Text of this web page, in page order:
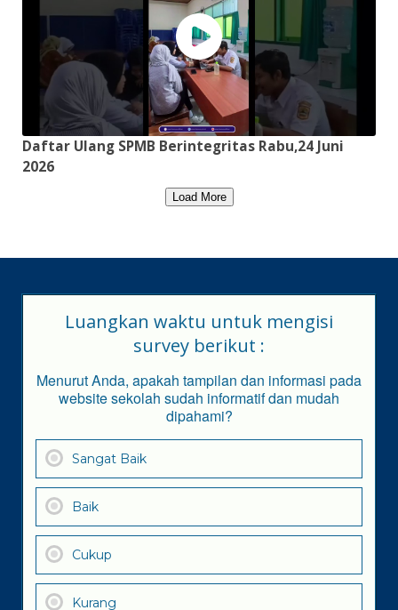
Daftar Ulang SPMB Berintegritas Rabu,24 Juni
2026
Load More
Luangkan waktu untuk mengisi
survey berikut :
Menurut Anda, apakah tampilan dan informasi pada
website sekolah sudah informatif dan mudah
dipahami?
Sangat Baik
Baik
Cukup
Kurang